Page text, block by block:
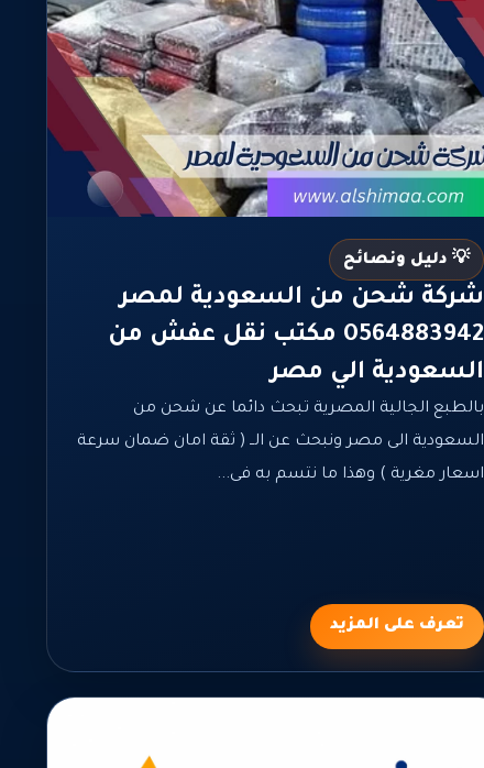
💡 دليل ونصائح
شركة شحن من السعودية لمصر
0564883942 مكتب نقل عفش من
السعودية الي مصر
بالطبع الجالية المصرية تبحث دائما عن شحن من
السعودية الى مصر ونبحث عن الــ ( ثقة امان ضمان سرعة
اسعار مغرية ) وهذا ما نتسم به فى...
تعرف على المزيد